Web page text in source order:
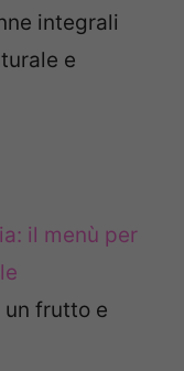
integrali
e
il menù per
frutto e